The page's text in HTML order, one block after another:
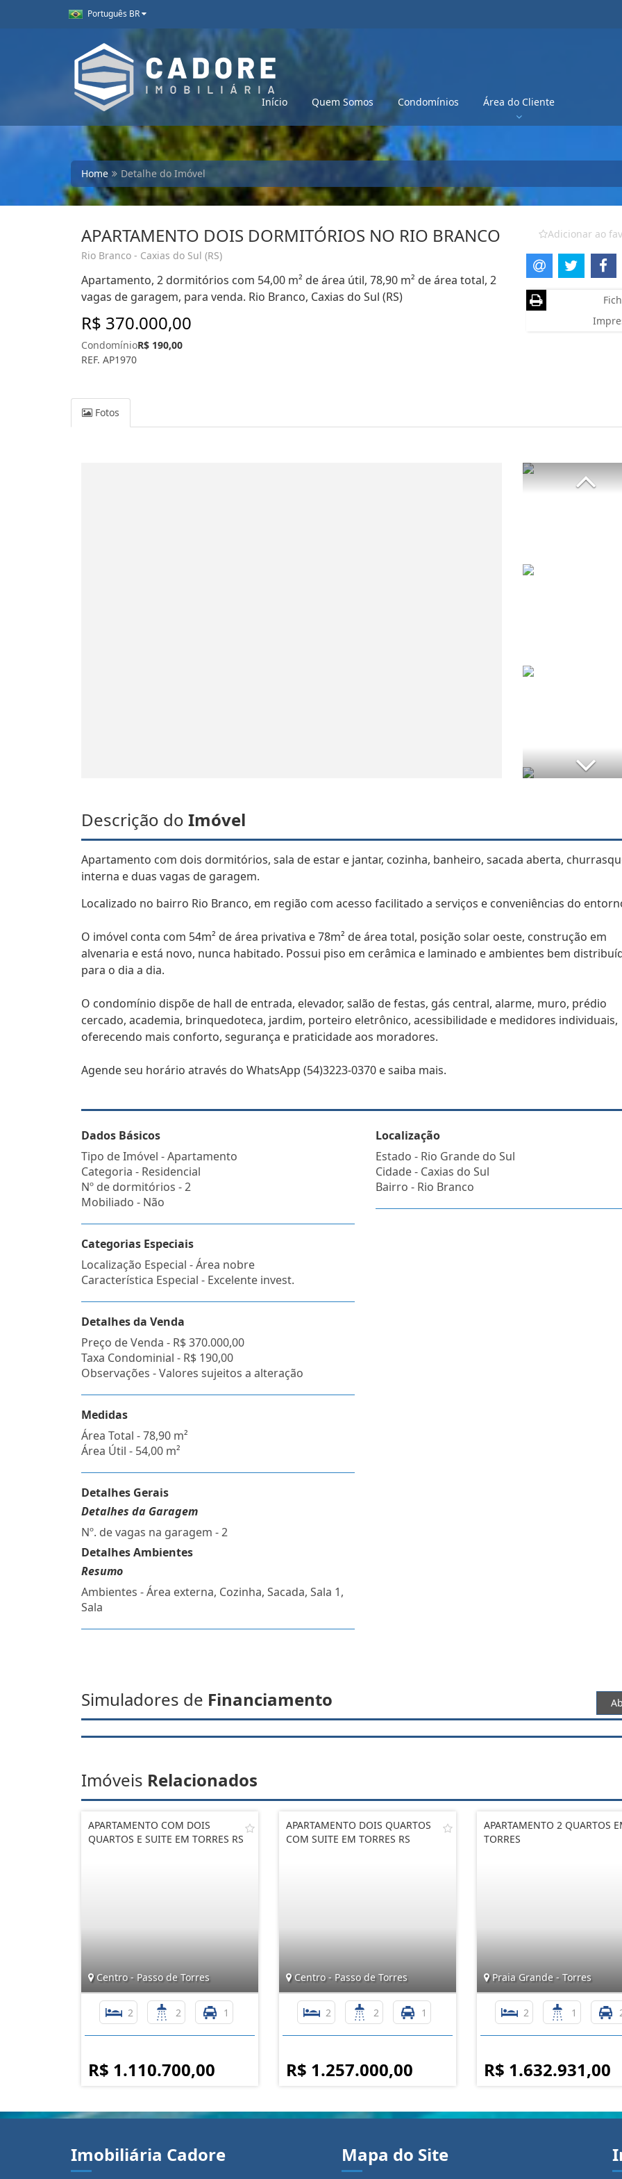
Português BR
Início Quem Somos Condomínios Área do Cliente
Home Detalhe do Imóvel
APARTAMENTO DOIS DORMITÓRIOS NO RIO BRANCO
Rio Branco - Caxias do Sul (RS)
Apartamento, 2 dormitórios com 54,00 m² de área útil, 78,90 m² de área total, 2
vagas de garagem, para venda. Rio Branco, Caxias do Sul (RS)
R$ 370.000,00
CondomínioR$ 190,00
REF. AP1970
Adicionar ao
Fotos
Descrição do Imóvel
Apartamento com dois dormitórios, sala de estar e jantar, cozinha, banheiro, sacada aberta,
interna e duas vagas de garagem.
Localizado no bairro Rio Branco, em região com acesso facilitado a serviços e conveniências do
O imóvel conta com 54m² de área privativa e 78m² de área total, posição solar oeste, construção em
alvenaria e está novo, nunca habitado. Possui piso em cerâmica e laminado e ambientes bem
para o dia a dia.
O condomínio dispõe de hall de entrada, elevador, salão de festas, gás central, alarme, muro, prédio
cercado, academia, brinquedoteca, jardim, porteiro eletrônico, acessibilidade e medidores individuais,
oferecendo mais conforto, segurança e praticidade aos moradores.
Agende seu horário através do WhatsApp (54)3223-0370 e saiba mais.
Dados Básicos
Tipo de Imóvel - Apartamento
Categoria - Residencial
Nº de dormitórios - 2
Mobiliado - Não
Categorias Especiais
Localização Especial - Área nobre
Característica Especial - Excelente invest.
Detalhes da Venda
Preço de Venda - R$ 370.000,00
Taxa Condominial - R$ 190,00
Observações - Valores sujeitos a alteração
Medidas
Área Total - 78,90 m²
Área Útil - 54,00 m²
Detalhes Gerais
Detalhes da Garagem
Nº. de vagas na garagem - 2
Detalhes Ambientes
Resumo
Ambientes - Área externa, Cozinha, Sacada, Sala 1,
Sala
Localização
Estado - Rio Grande do Sul
Cidade - Caxias do Sul
Bairro - Rio Branco
Simuladores de Financiamento
Imóveis Relacionados
APARTAMENTO COM DOIS
QUARTOS E SUITE EM TORRES RS
Centro - Passo de Torres
2 2 1
R$ 1.110.700,00
APARTAMENTO DOIS QUARTOS
COM SUITE EM TORRES RS
Centro - Passo de Torres
2 2 1
R$ 1.257.000,00
APARTAMENTO 2 QUARTOS
TORRES
Praia Grande - Torres
2 1
R$ 1.632.931,00
Imobiliária Cadore Mapa do Site